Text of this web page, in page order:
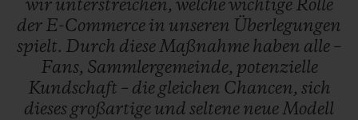
Website von Hublot besteht die
Möglichkeit, Bestellungen bis zu 30 000
USD mit Kryptowährungen via BitPay zu
begleichen.
wir unterstreichen, welchewichtige Rolle
der E-Commerce in unseren Überlegungen
spielt. Durch dieseMaßnahme haben alle –
Fans, Sammlergemeinde, potenzielle
Kundschaft – die gleichen Chancen, sich
dieses großartige und seltene neueModell